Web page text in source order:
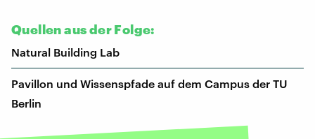
Quellen aus der Folge:
Natural Building Lab
Pavillon und Wissenspfade auf dem Campus der TU
Berlin